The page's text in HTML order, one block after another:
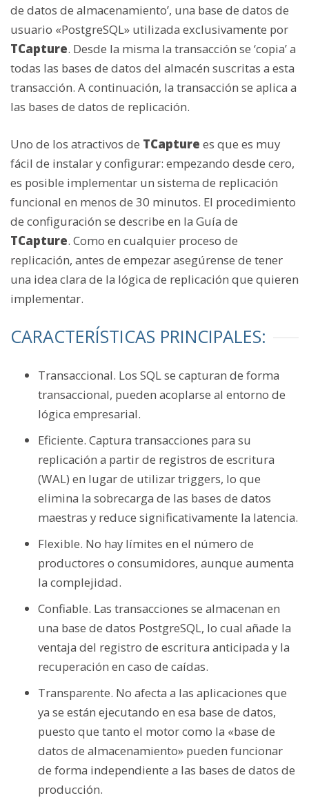
de datos de almacenamiento’, una base de datos de
usuario «PostgreSQL» utilizada exclusivamente por
TCapture. Desde la misma la transacción se ‘copia’ a
todas las bases de datos del almacén suscritas a esta
transacción. A continuación, la transacción se aplica a
las bases de datos de replicación.
Uno de los atractivos de TCapture es que es muy
fácil de instalar y configurar: empezando desde cero,
es posible implementar un sistema de replicación
funcional en menos de 30 minutos. El procedimiento
de configuración se describe en la Guía de
TCapture. Como en cualquier proceso de
replicación, antes de empezar asegúrense de tener
una idea clara de la lógica de replicación que quieren
implementar.
CARACTERÍSTICAS PRINCIPALES:
Transaccional. Los SQL se capturan de forma
transaccional, pueden acoplarse al entorno de
lógica empresarial.
Eficiente. Captura transacciones para su
replicación a partir de registros de escritura
(WAL) en lugar de utilizar triggers, lo que
elimina la sobrecarga de las bases de datos
maestras y reduce significativamente la latencia.
Flexible. No hay límites en el número de
productores o consumidores, aunque aumenta
la complejidad.
Confiable. Las transacciones se almacenan en
una base de datos PostgreSQL, lo cual añade la
ventaja del registro de escritura anticipada y la
recuperación en caso de caídas.
Transparente. No afecta a las aplicaciones que
ya se están ejecutando en esa base de datos,
puesto que tanto el motor como la «base de
datos de almacenamiento» pueden funcionar
de forma independiente a las bases de datos de
producción.